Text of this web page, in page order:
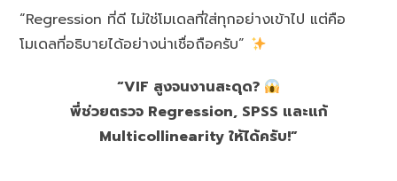
“Regression ที่ดี ไม่ใช่โมเดลที่ใส่ทุกอย่างเข้าไป แต่คือ
โมเดลที่อธิบายได้อย่างน่าเชื่อถือครับ”
“VIF สูงจนงานสะดุด?
พี่ช่วยตรวจ Regression, SPSS และแก้
Multicollinearity ให้ได้ครับ!”